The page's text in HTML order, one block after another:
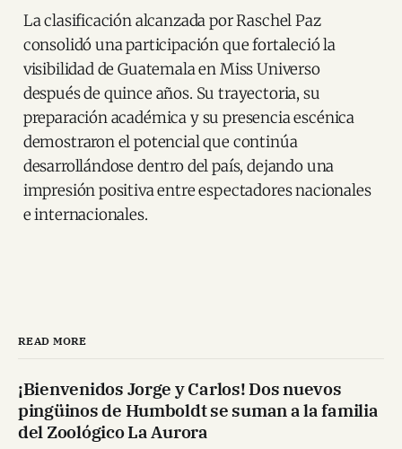
La clasificación alcanzada por Raschel Paz
consolidó una participación que fortaleció la
visibilidad de Guatemala en Miss Universo
después de quince años. Su trayectoria, su
preparación académica y su presencia escénica
demostraron el potencial que continúa
desarrollándose dentro del país, dejando una
impresión positiva entre espectadores nacionales
e internacionales.
READ MORE
¡Bienvenidos Jorge y Carlos! Dos nuevos
pingüinos de Humboldt se suman a la familia
del Zoológico La Aurora